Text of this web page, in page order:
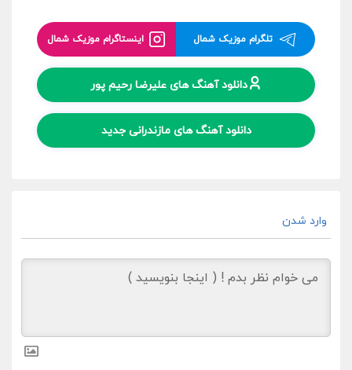
تلگرام موزیک شمال اینستاگرام موزیک شمال
دانلود آهنگ های علیرضا رحیم پور
دانلود آهنگ های مازندرانی جدید
وارد شدن